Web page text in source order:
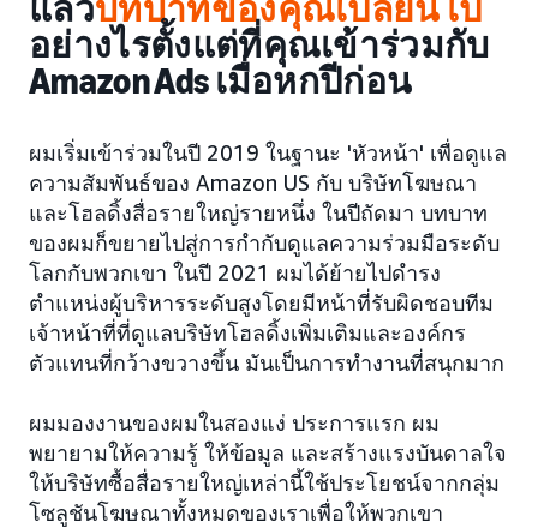
แล้วบทบาทของคุณเปลี่ยนไป
อย่างไรตั้งแต่ที่คุณเข้าร่วมกับ
Amazon Ads เมื่อหกปีก่อน
ผมเริ่มเข้าร่วมในปี 2019 ในฐานะ 'หัวหน้า' เพื่อดูแล
ความสัมพันธ์ของ Amazon US กับ บริษัทโฆษณา
และโฮลดิ้งสื่อรายใหญ่รายหนึ่ง ในปีถัดมา บทบาท
ของผมก็ขยายไปสู่การกำกับดูแลความร่วมมือระดับ
โลกกับพวกเขา ในปี 2021 ผมได้ย้ายไปดำรง
ตำแหน่งผู้บริหารระดับสูงโดยมีหน้าที่รับผิดชอบทีม
เจ้าหน้าที่ที่ดูแลบริษัทโฮลดิ้งเพิ่มเติมและองค์กร
ตัวแทนที่กว้างขวางขึ้น มันเป็นการทำงานที่สนุกมาก
ผมมองงานของผมในสองแง่ ประการแรก ผม
พยายามให้ความรู้ ให้ข้อมูล และสร้างแรงบันดาลใจ
ให้บริษัทซื้อสื่อรายใหญ่เหล่านี้ใช้ประโยชน์จากกลุ่ม
โซลูชันโฆษณาทั้งหมดของเราเพื่อให้พวกเขา